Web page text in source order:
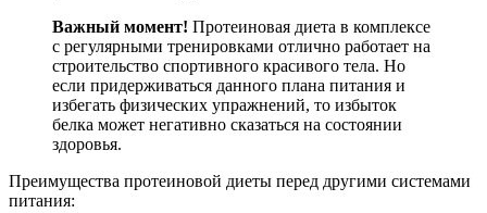
Важный момент! Протеиновая диета в комплексе
с регулярными тренировками отлично работает на
строительство спортивного красивого тела. Но
если придерживаться данного плана питания и
избегать физических упражнений, то избыток
белка может негативно сказаться на состоянии
здоровья.
Преимущества протеиновой диеты перед другими системами
питания: